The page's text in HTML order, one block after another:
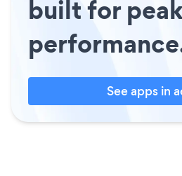
built for
See apps in